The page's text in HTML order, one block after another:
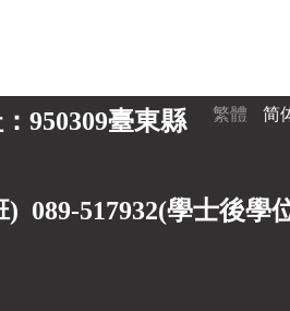
繁體 简
950309臺東縣
089-517932(學士後學